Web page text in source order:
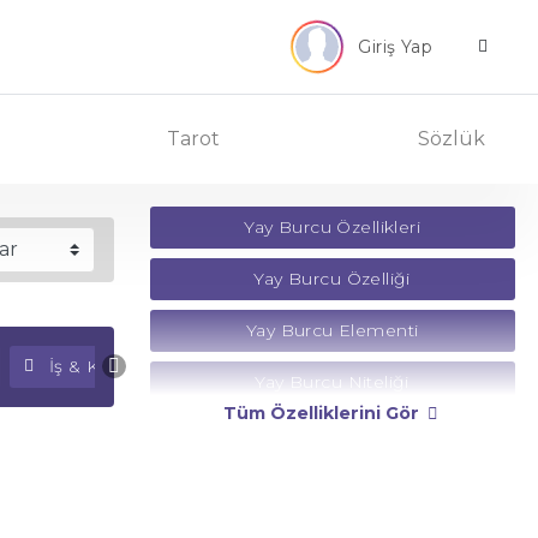
Giriş Yap
Tarot Sözlük
İş & Kariyer Falı Para Falı
Yay Burcu Özellikleri
Yay Burcu Özelliği
Yay Burcu Elementi
Yay Burcu Niteliği
Tüm Özelliklerini Gör